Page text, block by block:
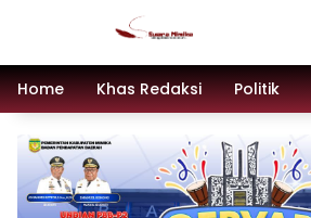
Home
Khas Redaksi Politik